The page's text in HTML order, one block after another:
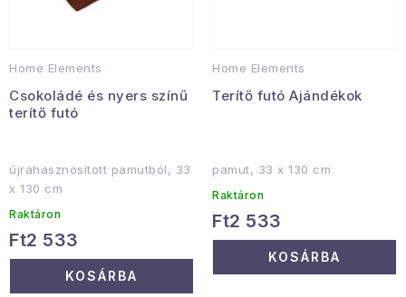
Home Elements
Csokoládé és nyers színű
terítő futó
újrahasznosított pamutból, 33
x 130 cm
Raktáron
Ft2 533
KOSÁRBA
Home Elements
Terítő futó Ajándékok
pamut, 33 x 130 cm
Raktáron
Ft2 533
KOSÁRBA